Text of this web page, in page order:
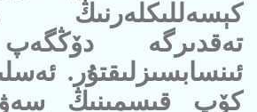
كېسەللىكلەرنىڭ
تەقدىرگە
ئىنسابسىزلىقتۇر.
كۆپ قىسمىنىڭ